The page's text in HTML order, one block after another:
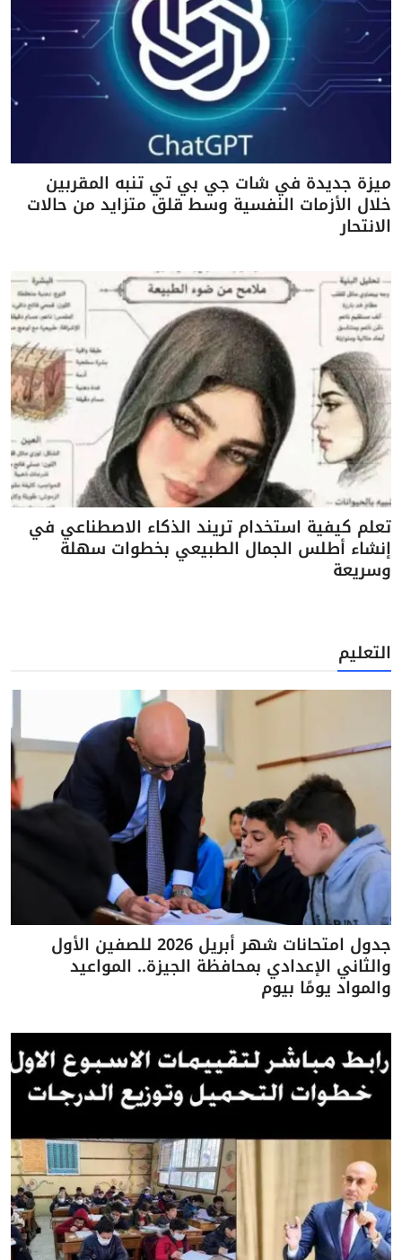
ميزة جديدة في شات جي بي تي تنبه المقربين
خلال الأزمات النفسية وسط قلق متزايد من حالات
الانتحار
تعلم كيفية استخدام تريند الذكاء الاصطناعي في
إنشاء أطلس الجمال الطبيعي بخطوات سهلة
وسريعة
التعليم
جدول امتحانات شهر أبريل 2026 للصفين الأول
والثاني الإعدادي بمحافظة الجيزة.. المواعيد
والمواد يومًا بيوم